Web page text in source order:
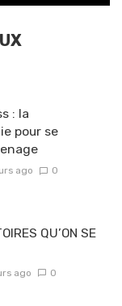
: la
pour se
ago 0
QU’ON SE
ago 0